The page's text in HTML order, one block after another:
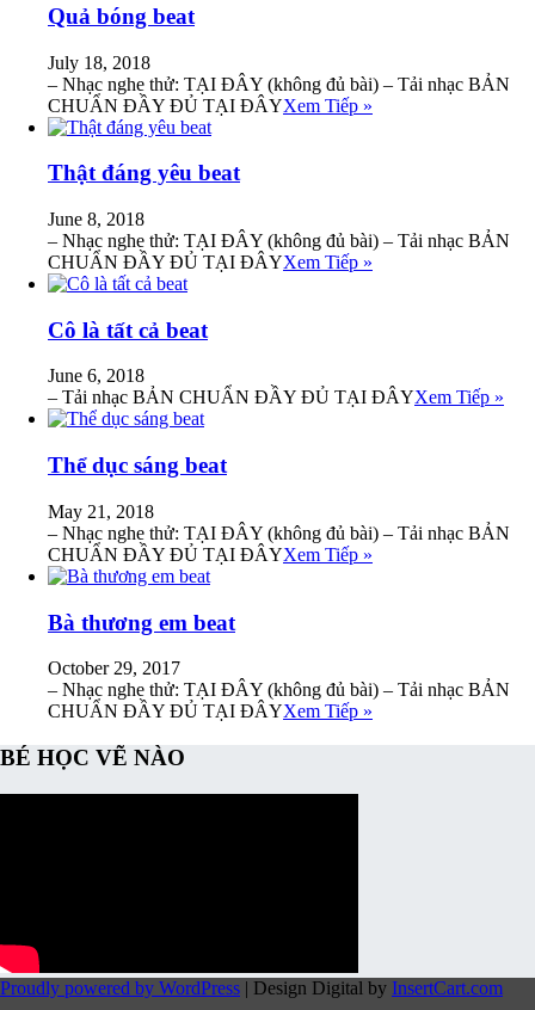
Quả bóng beat
July 18, 2018
– Nhạc nghe thử: TẠI ĐÂY (không đủ bài) – Tải nhạc BẢN
CHUẨN ĐẦY ĐỦ TẠI ĐÂYXem Tiếp »
Thật đáng yêu beat
June 8, 2018
– Nhạc nghe thử: TẠI ĐÂY (không đủ bài) – Tải nhạc BẢN
CHUẨN ĐẦY ĐỦ TẠI ĐÂYXem Tiếp »
Cô là tất cả beat
June 6, 2018
– Tải nhạc BẢN CHUẨN ĐẦY ĐỦ TẠI ĐÂYXem Tiếp »
Thể dục sáng beat
May 21, 2018
– Nhạc nghe thử: TẠI ĐÂY (không đủ bài) – Tải nhạc BẢN
CHUẨN ĐẦY ĐỦ TẠI ĐÂYXem Tiếp »
Bà thương em beat
October 29, 2017
– Nhạc nghe thử: TẠI ĐÂY (không đủ bài) – Tải nhạc BẢN
CHUẨN ĐẦY ĐỦ TẠI ĐÂYXem Tiếp »
BÉ HỌC VẼ NÀO
Proudly powered by WordPress | Design Digital by InsertCart.com